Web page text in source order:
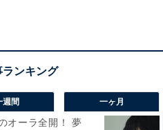
駆け引きあり、裏切りあり
。
週間 一ヶ月
オーラ全開！ 夢